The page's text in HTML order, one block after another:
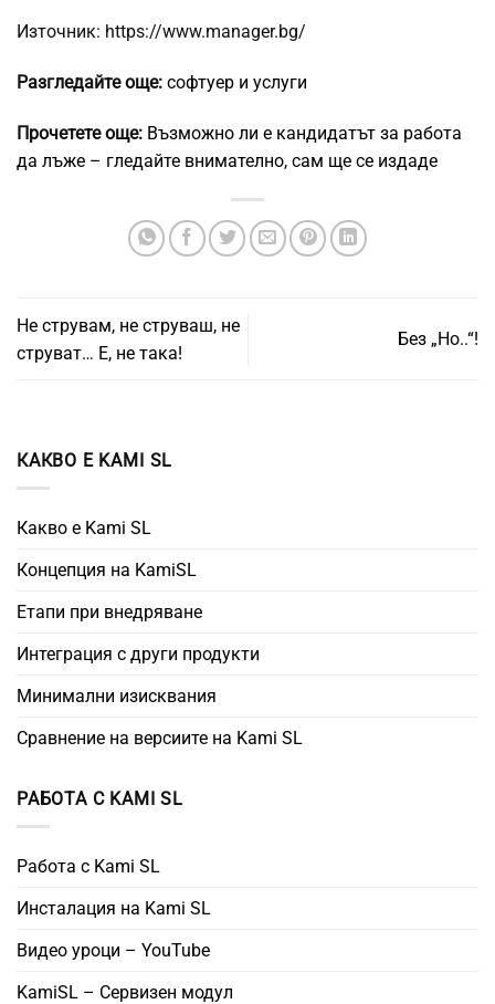
Източник: https://www.manager.bg/
Разгледайте още: софтуер и услуги
Прочетете още: Възможно ли е кандидатът за работа
да лъже – гледайте внимателно, сам ще се издаде
Не струвам, не струваш, не
струват… Е, не така!
Без „Но..“!
КАКВО Е KAMI SL
Какво е Kami SL
Концепция на KamiSL
Етапи при внедряване
Интеграция с други продукти
Минимални изисквания
Сравнение на версиите на Kami SL
РАБОТА С KAMI SL
Работа с Kami SL
Инсталация на Kami SL
Видео уроци – YouTube
KamiSL – Сервизен модул